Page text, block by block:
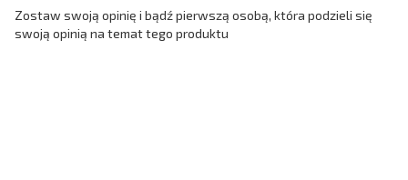
Zostaw swoją opinię i bądź pierwszą osobą, która podzieli się
swoją opinią na temat tego produktu